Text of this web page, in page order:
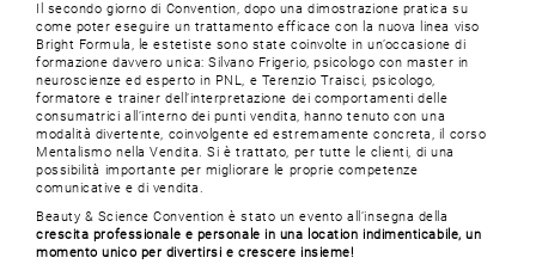
Il secondo giorno di Convention, dopo una dimostrazione pratica su
come poter eseguire un trattamento efficace con la nuova linea viso
Bright Formula, le estetiste sono state coinvolte in un’occasione di
formazione davvero unica: Silvano Frigerio, psicologo con master in
neuroscienze ed esperto in PNL, e Terenzio Traisci, psicologo,
formatore e trainer dell’interpretazione dei comportamenti delle
consumatrici all’interno dei punti vendita, hanno tenuto con una
modalità divertente, coinvolgente ed estremamente concreta, il corso
Mentalismo nella Vendita. Si è trattato, per tutte le clienti, di una
possibilità importante per migliorare le proprie competenze
comunicative e di vendita.
Beauty & Science Convention è stato un evento all’insegna della
crescita professionale e personale in una location indimenticabile, un
momento unico per divertirsi e crescere insieme!